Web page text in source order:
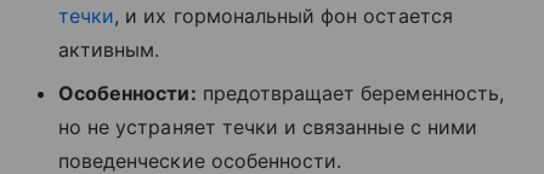
течки, и их гормональный фон остается
активным.
Особенности: предотвращает беременность,
но не устраняет течки и связанные с ними
поведенческие особенности.